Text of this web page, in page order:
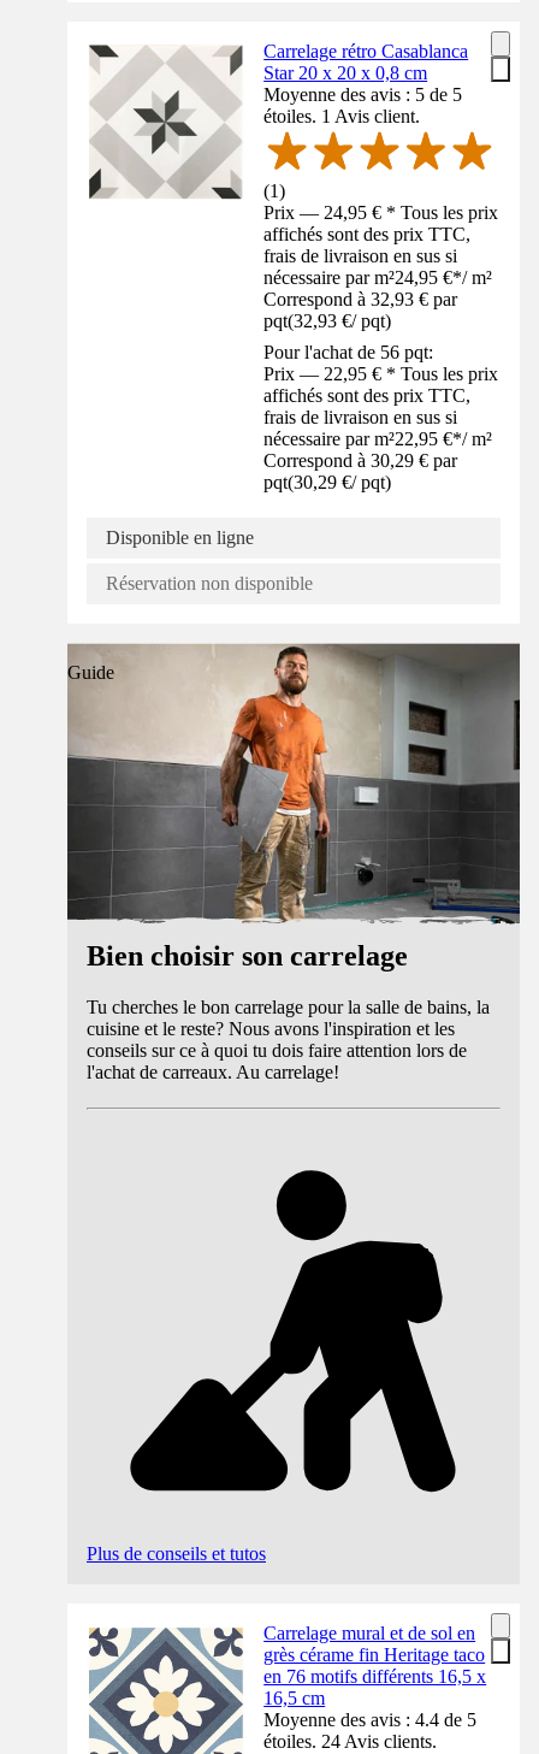
Carrelage rétro Casablanca
Star 20 x 20 x 0,8 cm
Moyenne des avis : 5 de 5
étoiles. 1 Avis client.
(1)
Prix — 24,95 € * Tous les prix
affichés sont des prix TTC,
frais de livraison en sus si
nécessaire par m²24,95 €*/ m²
Correspond à 32,93 € par
pqt(32,93 €/ pqt)
Pour l'achat de 56 pqt:
Prix — 22,95 € * Tous les prix
affichés sont des prix TTC,
frais de livraison en sus si
nécessaire par m²22,95 €*/ m²
Correspond à 30,29 € par
pqt(30,29 €/ pqt)
Disponible en ligne
Réservation non disponible
Guide
Bien choisir son carrelage
Tu cherches le bon carrelage pour la salle de bains, la
cuisine et le reste? Nous avons l'inspiration et les
conseils sur ce à quoi tu dois faire attention lors de
l'achat de carreaux. Au carrelage!
Plus de conseils et tutos
Carrelage mural et de sol en
grès cérame fin Heritage taco
en 76 motifs différents 16,5 x
16,5 cm
Moyenne des avis : 4.4 de 5
étoiles. 24 Avis clients.